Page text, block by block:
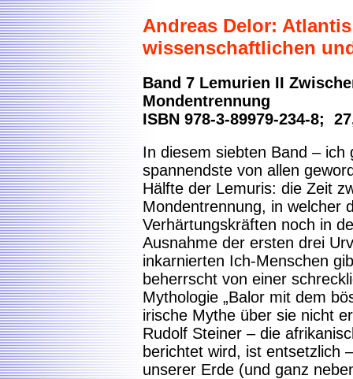
Andreas Delor:
wissenschaftlichen
Band 7 Lemurien II
Mondentrennung
ISBN 978-3-89979-234-8;
In diesem siebten Band – ich
spannendste von allen
Hälfte der Lemuris: die Zeit
Mondentrennung, in welcher
Verhärtungskräften noch in
Ausnahme der ersten drei
inkarnierten Ich-Menschen
beherrscht von einer
Mythologie „Balor mit dem
irische Mythe über sie nicht
Rudolf Steiner – die
berichtet wird, ist entsetzlich
unserer Erde (und ganz